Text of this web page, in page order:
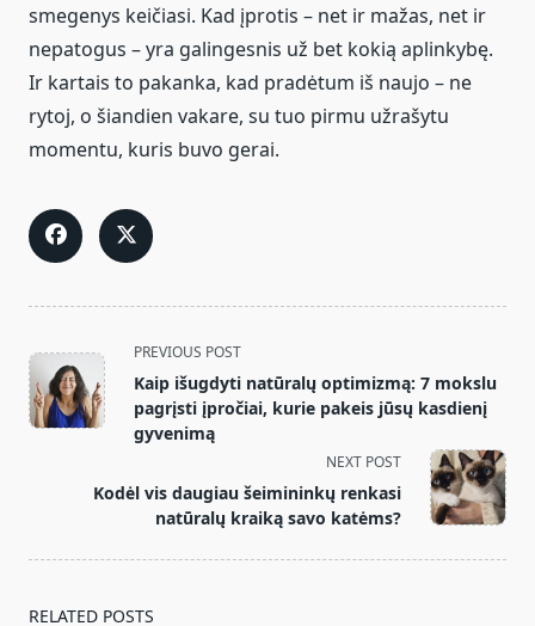
smegenys keičiasi. Kad įprotis – net ir mažas, net ir
nepatogus – yra galingesnis už bet kokią aplinkybę.
Ir kartais to pakanka, kad pradėtum iš naujo – ne
rytoj, o šiandien vakare, su tuo pirmu užrašytu
momentu, kuris buvo gerai.
<span
class="nav-
subtitle
screen-
text">Page</span>
PREVIOUS POST
Kaip išugdyti natūralų optimizmą: 7 mokslu
pagrįsti įpročiai, kurie pakeis jūsų kasdienį
gyvenimą
NEXT POST
Kodėl vis daugiau šeimininkų renkasi
natūralų kraiką savo katėms?
RELATED POSTS